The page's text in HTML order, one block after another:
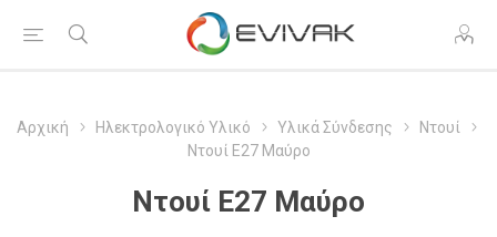
Αρχική Ηλεκτρολογικό Υλικό Υλικά Σύνδεσης
Ντουί
Ντουί Ε27 Μαύρο
Ντουί Ε27 Μαύρο